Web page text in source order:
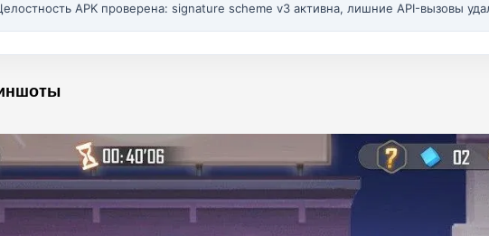
APK проверена: signature scheme v3 активна, лишние API-вызовы